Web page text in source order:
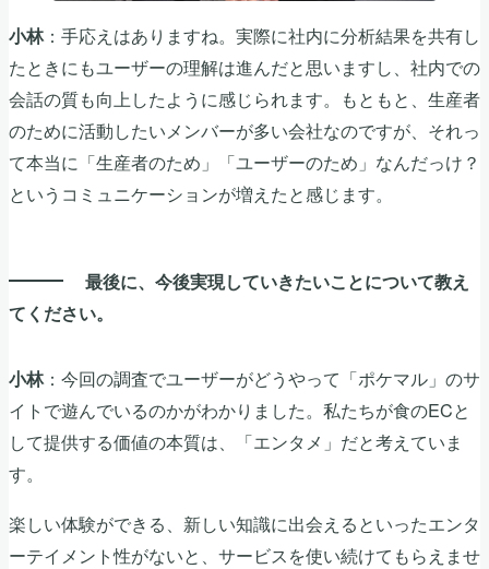
小林：手応えはありますね。実際に社内に分析結果を共有し
たときにもユーザーの理解は進んだと思いますし、社内での
会話の質も向上したように感じられます。もともと、生産者
のために活動したいメンバーが多い会社なのですが、それっ
て本当に「生産者のため」「ユーザーのため」なんだっけ？
というコミュニケーションが増えたと感じます。
最後に、今後実現していきたいことについて教え
てください。
小林：今回の調査でユーザーがどうやって「ポケマル」のサ
イトで遊んでいるのかがわかりました。私たちが食のECと
して提供する価値の本質は、「エンタメ」だと考えていま
す。
楽しい体験ができる、新しい知識に出会えるといったエンタ
ーテイメント性がないと、サービスを使い続けてもらえませ